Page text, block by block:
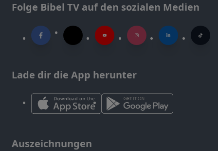
Folge Bibel TV auf den sozialen Medien
Lade dir die App herunter
Auszeichnungen